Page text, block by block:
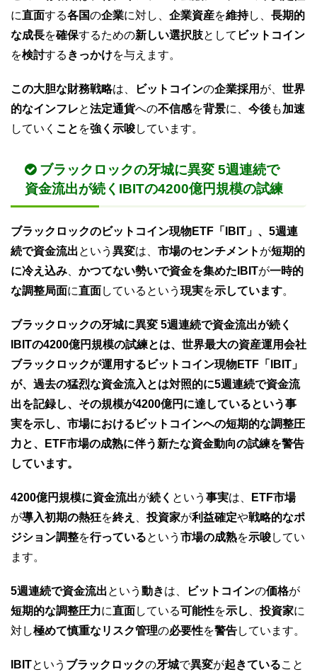
に直面する各国の企業に対し、 企業資産を維持し、 長期的
な成長を確保するための新しい選択肢として ビットコイン
を検討する きっかけを与えます。
この大胆な財務戦略は、 ビットコインの企業採用 が、 世界
的なインフレと法定通貨への不信感を背景に、 今後も加速
していく こと を強く示唆しています。
ブラックロックの牙城に異変 5週連続で
資金流出が続くIBITの4200億円規模の試練
ブラックロックのビットコイン現物ETF「IBIT」、5週連
続で資金流出という 異変は、 市場のセンチメント が短期的
に冷え込み
かつてない勢いで資金を集めたIBITが一時的
な調整局面に直面しているという 現実を示しています。
ブラックロックの牙城に異変 5週連続で資金流出が続く
IBITの4200億円規模の試練とは、世界最大の資産運用会社
ブラックロックが運用するビットコイン現物ETF「IBIT」
が、過去の猛烈な資金流入とは対照的に5週連続で資金流
出を記録し、その規模が4200億円に達しているという事
実を示し、市場におけるビットコインへの短期的な調整圧
力と、ETF市場の成熟に伴う新たな資金動向の試練を警告
しています。
4200億円規模に資金流出が続く という 事実は、
ETF市場
が導入初期の熱狂を終え 投資家が利益確定や戦略的なポ
ジション調整を行っているという 市場の成熟を示唆してい
ます。
5週連続で資金流出という 動きは、 ビットコインの価格が
短期的な調整圧力に直面している可能性を示し 投資家に
対し極めて慎重なリスク管理の必要性を警告しています。
IBITという ブラックロックの牙城で異変が起きていること